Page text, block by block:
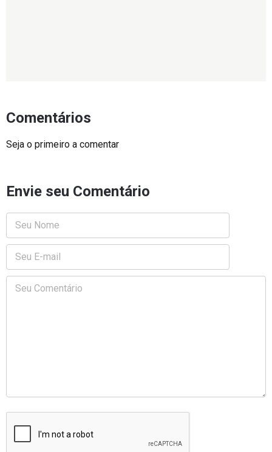
Comentários
Seja o primeiro a comentar
Envie seu Comentário